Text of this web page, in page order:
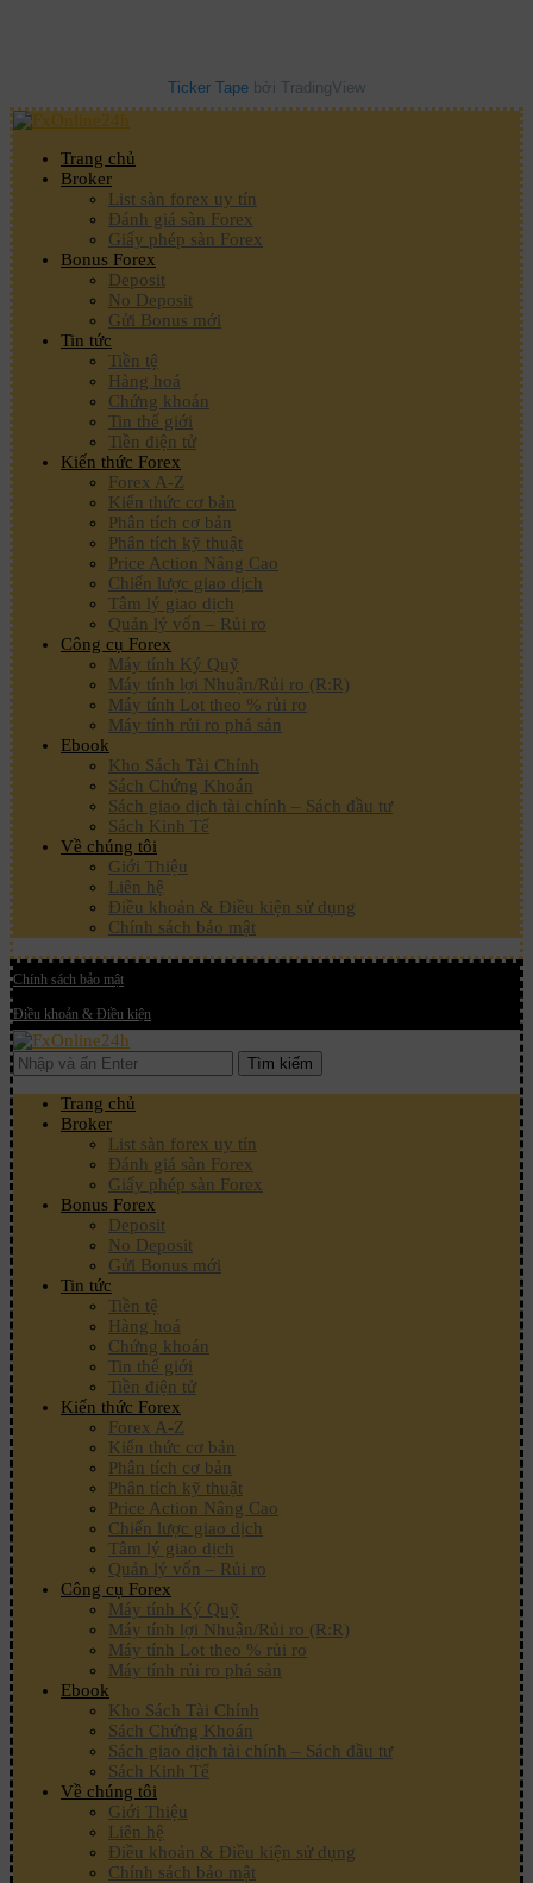
Ticker Tape bởi TradingView
Trang chủ
Broker
List sàn forex uy tín
Đánh giá sàn Forex
Giấy phép sàn Forex
Bonus Forex
Deposit
No Deposit
Gửi Bonus mới
Tin tức
Tiền tệ
Hàng hoá
Chứng khoán
Tin thế giới
Tiền điện tử
Kiến thức Forex
Forex A-Z
Kiến thức cơ bản
Phân tích cơ bản
Phân tích kỹ thuật
Price Action Nâng Cao
Chiến lược giao dịch
Tâm lý giao dịch
Quản lý vốn – Rủi ro
Công cụ Forex
Máy tính Ký Quỹ
Máy tính lợi Nhuận/Rủi ro (R:R)
Máy tính Lot theo % rủi ro
Máy tính rủi ro phá sản
Ebook
Kho Sách Tài Chính
Sách Chứng Khoán
Sách giao dịch tài chính – Sách đầu tư
Sách Kinh Tế
Về chúng tôi
Giới Thiệu
Liên hệ
Điều khoản & Điều kiện sử dụng
Chính sách bảo mật
Chính sách bảo mật
Điều khoản & Điều kiện
Tìm kiếm
Trang chủ
Broker
List sàn forex uy tín
Đánh giá sàn Forex
Giấy phép sàn Forex
Bonus Forex
Deposit
No Deposit
Gửi Bonus mới
Tin tức
Tiền tệ
Hàng hoá
Chứng khoán
Tin thế giới
Tiền điện tử
Kiến thức Forex
Forex A-Z
Kiến thức cơ bản
Phân tích cơ bản
Phân tích kỹ thuật
Price Action Nâng Cao
Chiến lược giao dịch
Tâm lý giao dịch
Quản lý vốn – Rủi ro
Công cụ Forex
Máy tính Ký Quỹ
Máy tính lợi Nhuận/Rủi ro (R:R)
Máy tính Lot theo % rủi ro
Máy tính rủi ro phá sản
Ebook
Kho Sách Tài Chính
Sách Chứng Khoán
Sách giao dịch tài chính – Sách đầu tư
Sách Kinh Tế
Về chúng tôi
Giới Thiệu
Liên hệ
Điều khoản & Điều kiện sử dụng
Chính sách bảo mật